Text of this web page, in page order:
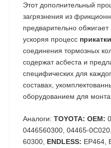
Этот дополнительный
загрязнения из
предварительно обжигает
ускоряя процесс прикатки
соединения тормозных
содержат асбеста и
специфических для
составах,
оборудованием для
Аналоги: TOYOTA: OEM:
0446560300, 04465-
60300, ENDLESS: EP464,